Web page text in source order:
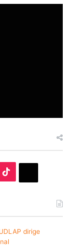
dirige